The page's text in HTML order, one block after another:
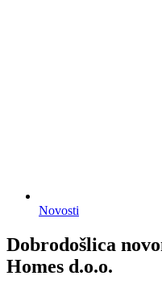
Novosti
Dobrodošlica
Homes d.o.o.